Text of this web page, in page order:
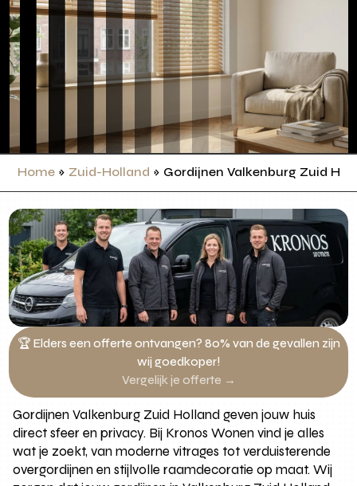
Home » Zuid-Holland » Gordijnen Valkenburg Zuid
🏆 Elders een offerte ontvangen? 80% van de gevallen zijn
wij goedkoper!
Vergelijk je offerte →
Gordijnen Valkenburg Zuid Holland geven jouw huis
direct sfeer en privacy. Bij Kronos Wonen vind je alles
wat je zoekt, van moderne vitrages tot verduisterende
overgordijnen en stijlvolle raamdecoratie op maat. Wij